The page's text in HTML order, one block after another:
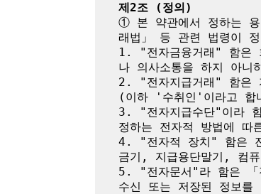
제2조 (정의)
① 본 약관에서 정하는 용
래법」 등 관련 법령이
1. "전자금융거래" 함은
나 의사소통을 하지 아니
2. "전자지급거래" 함은
(이하 '수취인'이라고 합
3. "전자지급수단"이라
정하는 전자적 방법에 따
4. "전자적 장치" 함은 전
금기, 지급용단말기, 컴
5. "전자문서"라 함은 「
수신 또는 저장된 정보를